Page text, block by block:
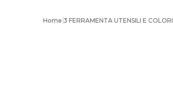
Home 3 FERRAMENTA UTENSILI E COLORI